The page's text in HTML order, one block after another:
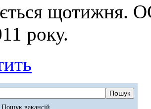
року.
Пошук вакансій